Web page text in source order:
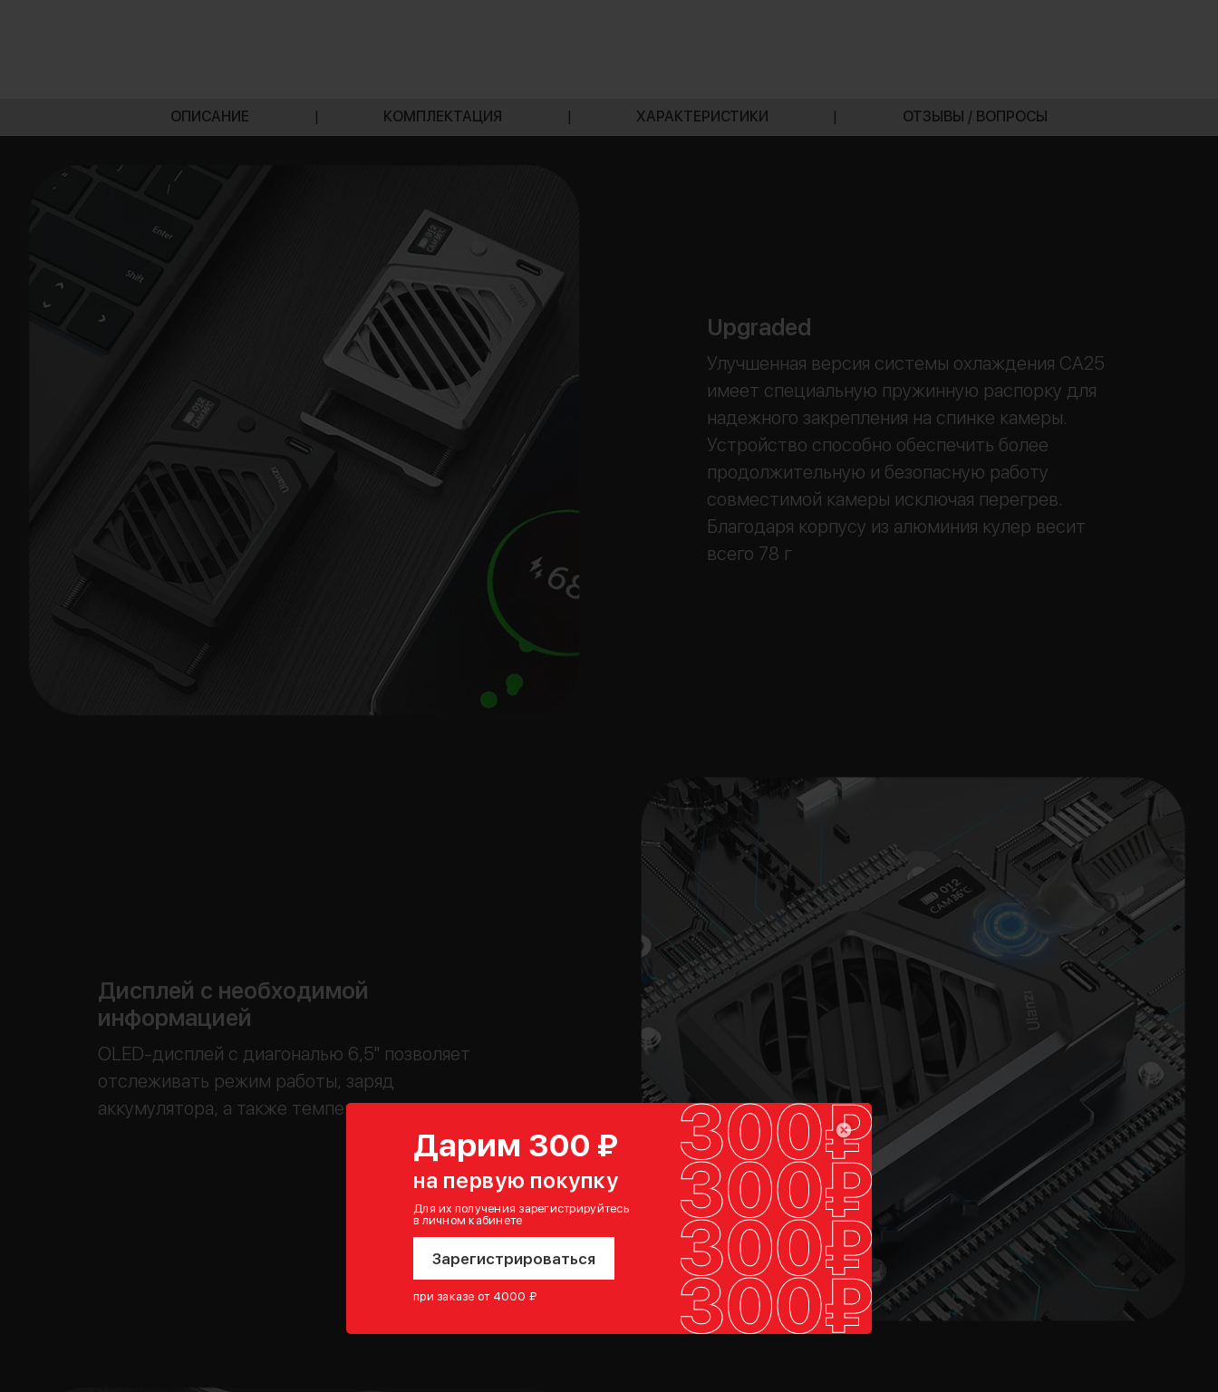
Дарим 300 ₽
на первую покупку
Для их получения зарегистрируйтесь
в личном кабинете
Зарегистрироваться
при заказе от 4000 ₽
ОПИСАНИЕ | КОМПЛЕКТАЦИЯ | ХАРАКТЕРИСТИКИ | ОТЗЫВЫ / ВОПРОСЫ
Upgraded
Улучшенная версия системы охлаждения CA25
имеет специальную пружинную распорку для
надежного закрепления на спинке камеры.
Устройство способно обеспечить более
продолжительную и безопасную работу
совместимой камеры исключая перегрев.
Благодаря корпусу из алюминия кулер весит
всего 78 г
Дисплей с необходимой
информацией
OLED-дисплей с диагональю 6,5" позволяет
отслеживать режим работы, заряд
аккумулятора, а также температуру камеры